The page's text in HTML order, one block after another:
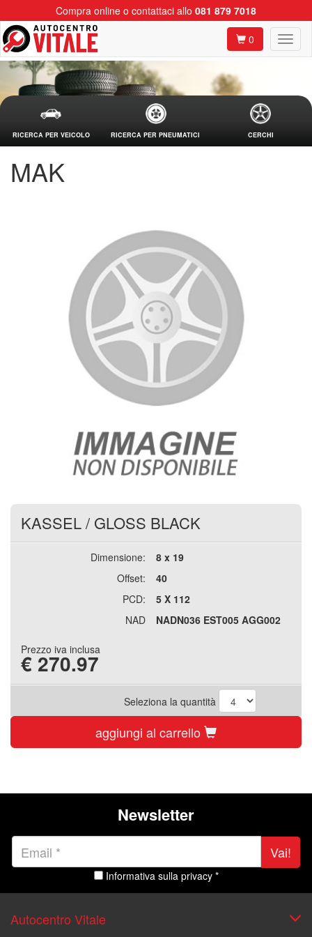
Compra online o contattaci allo 081 879 7018
0
RICERCA PER VEICOLO RICERCA PER PNEUMATICI CERCHI
MAK
KASSEL/ GLOSS BLACK
Dimensione:
8 x 19
Offset:
40
PCD:
5 X 112
NAD
NADN036 EST005 AGG002
Prezzo iva inclusa
€ 270.97
Seleziona la quantità
aggiungi al carrello
Newsletter
Vai!
Informativa sulla privacy *
Autocentro Vitale